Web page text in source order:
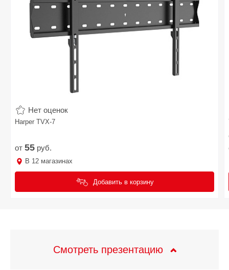
Нет оценок
Harper TVX-7
от 55 руб.
В 12 магазинах
Добавить в корзину
Смотреть презентацию